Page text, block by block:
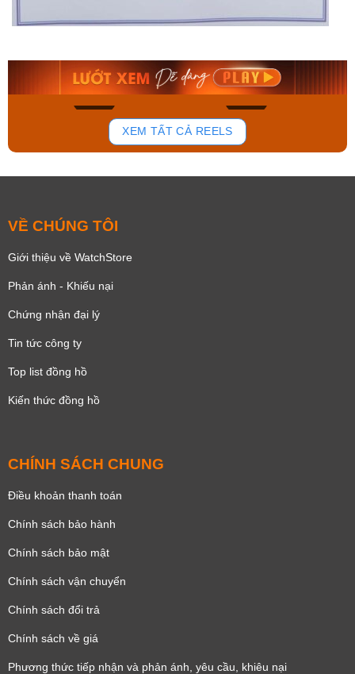
181
Orient Nam RA-
Mua ngay
Casio Nam MTS-
Mua ngay
XEM TẤT CẢ REELS
VỀ CHÚNG TÔI
Giới thiệu về WatchStore
Phản ánh - Khiếu nại
Chứng nhận đại lý
Tin tức công ty
Top list đồng hồ
Kiến thức đồng hồ
CHÍNH SÁCH CHUNG
Điều khoản thanh toán
Chính sách bảo hành
Chính sách bảo mật
Chính sách vận chuyển
Chính sách đổi trả
Chính sách về giá
Phương thức tiếp nhận và phản ánh, yêu cầu, khiêu nại